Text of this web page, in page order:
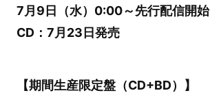
7月9日（水）0:00～先行配信開始
CD：7月23日発売
【期間生産限定盤（CD+BD）】